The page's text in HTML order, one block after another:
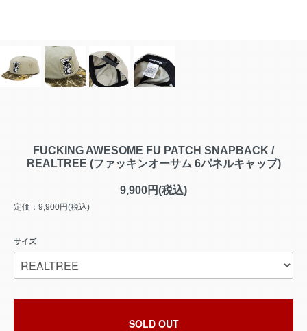
FUCKING AWESOME FU PATCH SNAPBACK /
REALTREE (ファッキンオーサム 6パネルキャップ)
9,900円(税込)
定価：9,900円(税込)
サイズ
SOLD OUT